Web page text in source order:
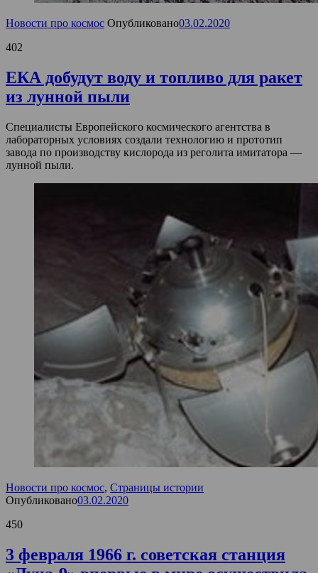
Новости про космос Опубликовано03.02.2020
402
ЕКА добудут воду и топливо для ракет
из лунной пыли
Специалисты Европейского космического агентства в
лабораторных условиях создали технологию и прототип
завода по производству кислорода из реголита имитатора —
лунной пыли.
Новости про космос, Страницы истории
Опубликовано03.02.2020
450
3 февраля 1966 г. советская станция